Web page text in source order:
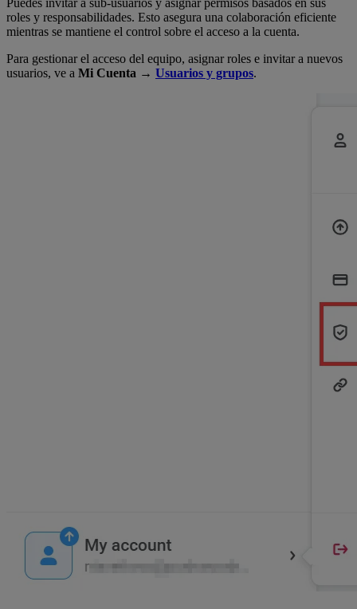
roles y responsabilidades. Esto asegura una colaboración eficiente
mientras se mantiene el control sobre el acceso a la cuenta.
Para gestionar el acceso del equipo, asignar roles e invitar a nuevos
usuarios, ve a Mi Cuenta → Usuarios y grupos.